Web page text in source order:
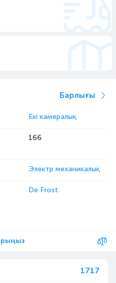
Барлығы
Екі камералық
166
Электр механикалық
De Frost
1717